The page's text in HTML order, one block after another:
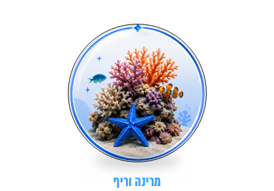
מרינה וריף